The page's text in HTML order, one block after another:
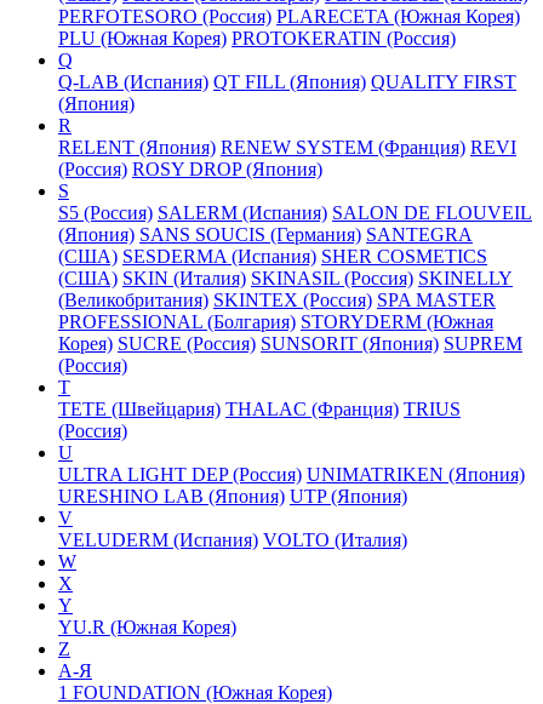
PERFOTESORO (Россия) PLARECETA (Южная Корея)
PLU (Южная Корея) PROTOKERATIN (Россия)
Q
Q-LAB (Испания) QT FILL (Япония) QUALITY FIRST
(Япония)
R
RELENT (Япония) RENEW SYSTEM (Франция) REVI
(Россия) ROSY DROP (Япония)
S
S5 (Россия) SALERM (Испания) SALON DE FLOUVEIL
(Япония) SANS SOUCIS (Германия) SANTEGRA
(США) SESDERMA (Испания) SHER COSMETICS
(США) SKIN (Италия) SKINASIL (Россия) SKINELLY
(Великобритания) SKINTEX (Россия) SPA MASTER
PROFESSIONAL (Болгария) STORYDERM (Южная
Корея) SUCRE (Россия) SUNSORIT (Япония) SUPREM
(Россия)
T
TETE (Швейцария) THALAC (Франция) TRIUS
(Россия)
U
ULTRA LIGHT DEP (Россия) UNIMATRIKEN (Япония)
URESHINO LAB (Япония) UTP (Япония)
V
VELUDERM (Испания) VOLTO (Италия)
W
X
Y
YU.R (Южная Корея)
Z
А-Я
1 FOUNDATION (Южная Корея)